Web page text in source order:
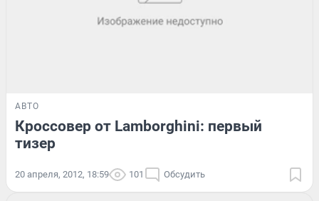
АВТО
Кроссовер от Lamborghini: первый
тизер
20 апреля, 2012, 18:59 101 Обсудить